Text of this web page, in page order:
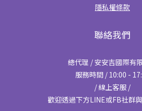
隱私權條款
聯絡我們
總代理 / 安安吉國際有
服務時間 / 10:00 -
/ 線上客服 /
歡迎透過下方LINE或FB社群